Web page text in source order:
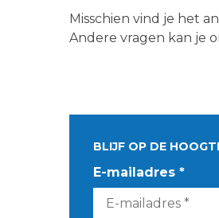
Misschien vind je het
Andere vragen kan je
BLIJF OP DE
E-mailadres *